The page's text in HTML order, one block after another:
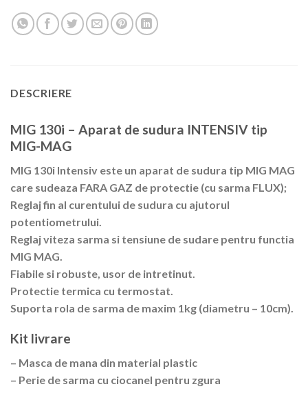
DESCRIERE
MIG 130i – Aparat de sudura INTENSIV tip
MIG-MAG
MIG 130i Intensiv este un aparat de sudura tip MIG MAG
care sudeaza FARA GAZ de protectie (cu sarma FLUX);
Reglaj fin al curentului de sudura cu ajutorul
potentiometrului.
Reglaj viteza sarma si tensiune de sudare pentru functia
MIG MAG.
Fiabile si robuste, usor de intretinut.
Protectie termica cu termostat.
Suporta rola de sarma de maxim 1kg (diametru – 10cm).
Kit livrare
– Masca de mana din material plastic
– Perie de sarma cu ciocanel pentru zgura